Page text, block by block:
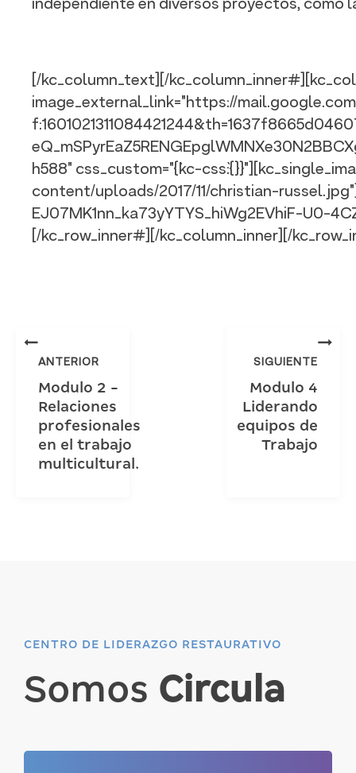
independiente en diversos proyectos, como
[/kc_column_text][/
image_external_link="https://
h588" css_custom="{`kc-
content/uploads/2017/11/christian-
EJ07MK1nn_ka73yYTYS_hiWg2EVhiF-U0-
[/kc_row_inner#][/kc_column_inner][/
ANTERIOR
Modulo 2 -
Relaciones
profesionales
en el trabajo
multicultural.
SIGUIENTE
Modulo 4
Liderando
equipos de
Trabajo
CENTRO DE LIDERAZGO RESTAURATIVO
Somos Circula